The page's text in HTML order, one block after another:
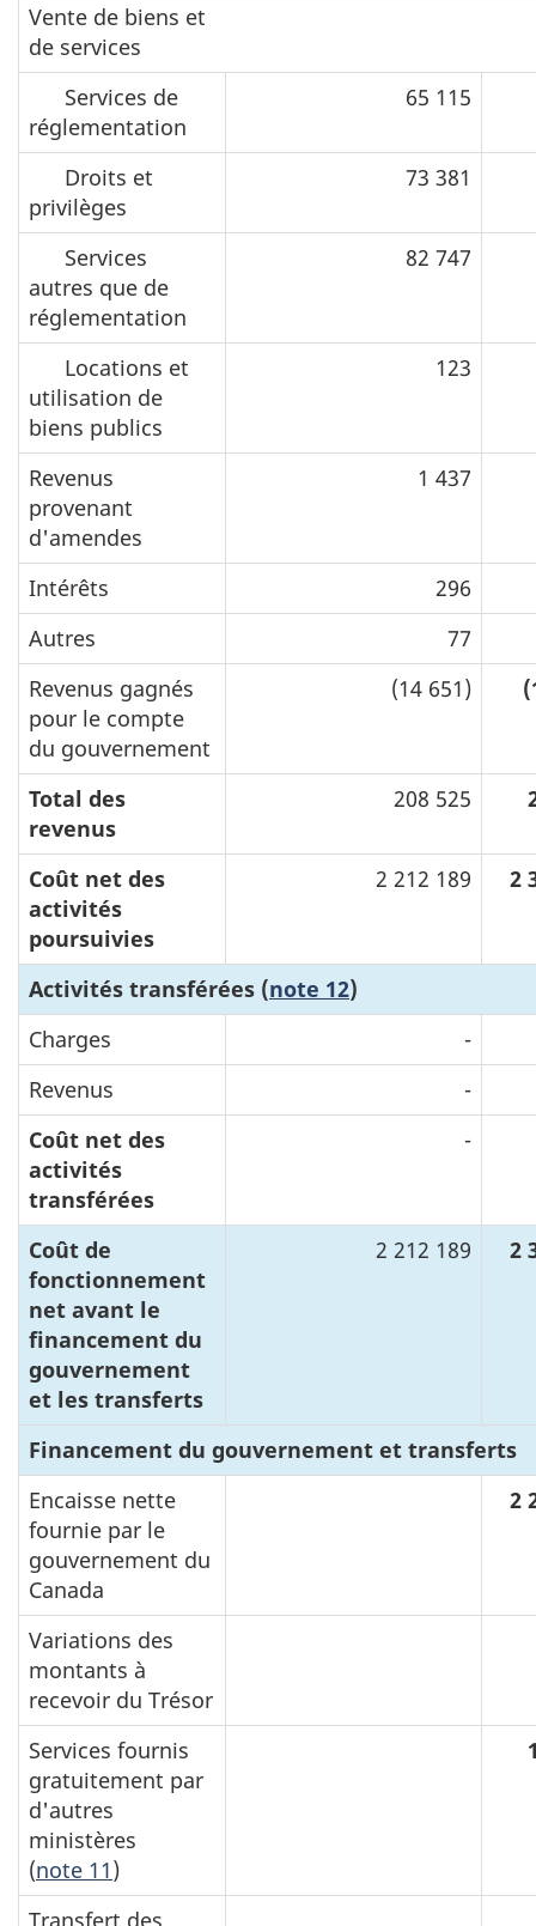
Vente de biens et
de services
A
A
Services de
réglementation
65 115
Droits et
privilèges
73 381
Services
autres que de
réglementation
82 747
Locations et
utilisation de
biens publics
123
Revenus
provenant
d'amendes
1 437
Intérêts
296
Autres
77
Revenus gagnés
pour le compte
du gouvernement
(14 651)
Total des
revenus
208 525
Coût net des
activités
poursuivies
2 212 189 2
Activités transférées (note 12)
Charges
-
Revenus
-
Coût net des
activités
transférées
-
Coût de
fonctionnement
net avant le
financement du
gouvernement
et les transferts
2 212 189 2
Financement du gouvernement et transferts
Encaisse nette
fournie par le
gouvernement du
Canada
2
Variations des
montants à
recevoir du Trésor
Services fournis
gratuitement par
d'autres
ministères
(note 11)
Transfert des